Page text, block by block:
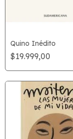
Quino Inédito
$19.999,00